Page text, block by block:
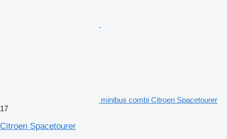
minibus combi Citroen Spacetourer
17
Citroen Spacetourer